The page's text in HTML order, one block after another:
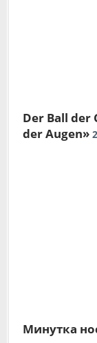
Der Ball der
der Augen»
Минутка